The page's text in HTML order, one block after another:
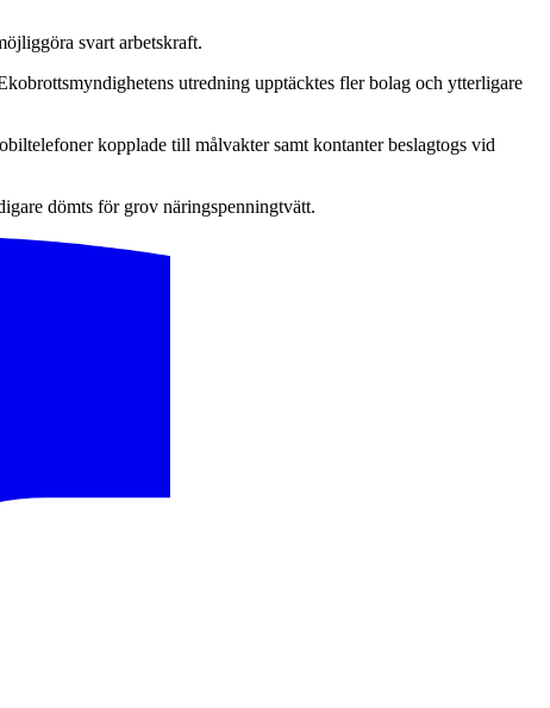
svart arbetskraft.
utredning upptäcktes fler bolag och ytterligare
kopplade till målvakter samt kontanter beslagtogs vid
dömts för grov näringspenningtvätt.